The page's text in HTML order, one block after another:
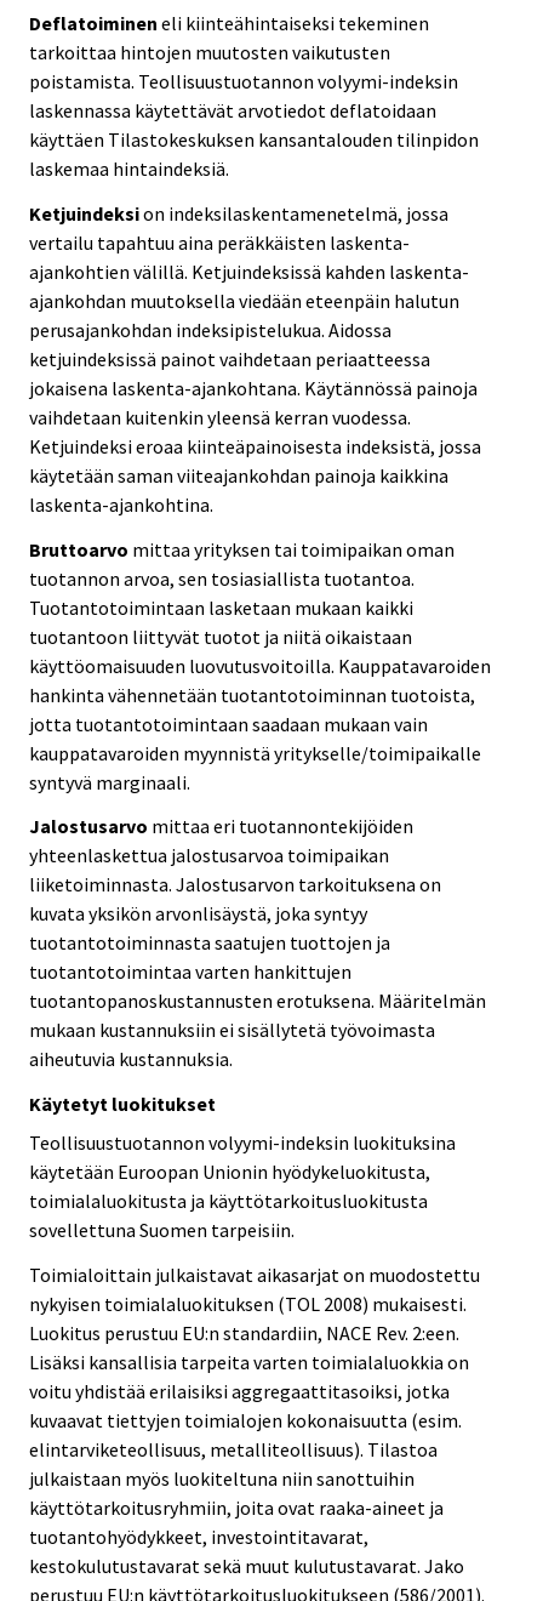
Deflatoiminen eli kiinteähintaiseksi tekeminen
tarkoittaa hintojen muutosten vaikutusten
poistamista. Teollisuustuotannon volyymi-indeksin
laskennassa käytettävät arvotiedot deflatoidaan
käyttäen Tilastokeskuksen kansantalouden tilinpidon
laskemaa hintaindeksiä.
Ketjuindeksion indeksilaskentamenetelmä, jossa
vertailu tapahtuu aina peräkkäisten laskenta-
ajankohtien välillä. Ketjuindeksissä kahden laskenta-
ajankohdan muutoksella viedään eteenpäin halutun
perusajankohdan indeksipistelukua. Aidossa
ketjuindeksissä painot vaihdetaan periaatteessa
jokaisena laskenta-ajankohtana. Käytännössä painoja
vaihdetaan kuitenkin yleensä kerran vuodessa.
Ketjuindeksi eroaa kiinteäpainoisesta indeksistä, jossa
käytetään saman viiteajankohdan painoja kaikkina
laskenta-ajankohtina.
Bruttoarvo mittaa yrityksen tai toimipaikan oman
tuotannon arvoa, sen tosiasiallista tuotantoa.
Tuotantotoimintaan lasketaan mukaan kaikki
tuotantoon liittyvät tuotot ja niitä oikaistaan
käyttöomaisuuden luovutusvoitoilla. Kauppatavaroiden
hankinta vähennetään tuotantotoiminnan tuotoista,
jotta tuotantotoimintaan saadaan mukaan vain
kauppatavaroiden myynnistä yritykselle/toimipaikalle
syntyvä marginaali.
Jalostusarvo mittaa eri tuotannontekijöiden
yhteenlaskettua jalostusarvoa toimipaikan
liiketoiminnasta. Jalostusarvon tarkoituksena on
kuvata yksikön arvonlisäystä, joka syntyy
tuotantotoiminnasta saatujen tuottojen ja
tuotantotoimintaa varten hankittujen
tuotantopanoskustannusten erotuksena. Määritelmän
mukaan kustannuksiin ei sisällytetä työvoimasta
aiheutuvia kustannuksia.
Käytetyt luokitukset
Teollisuustuotannon volyymi-indeksin luokituksina
käytetään Euroopan Unionin hyödykeluokitusta,
toimialaluokitusta ja käyttötarkoitusluokitusta
sovellettuna Suomen tarpeisiin.
Toimialoittain julkaistavat aikasarjat on muodostettu
nykyisen toimialaluokituksen (TOL 2008) mukaisesti.
Luokitus perustuu EU:n standardiin, NACE Rev. 2:een.
Lisäksi kansallisia tarpeita varten toimialaluokkia on
voitu yhdistää erilaisiksi aggregaattitasoiksi, jotka
kuvaavat tiettyjen toimialojen kokonaisuutta (esim.
elintarviketeollisuus, metalliteollisuus). Tilastoa
julkaistaan myös luokiteltuna niin sanottuihin
käyttötarkoitusryhmiin, joita ovat raaka-aineet ja
tuotantohyödykkeet, investointitavarat,
kestokulutustavarat sekä muut kulutustavarat. Jako
perustuu EU:n käyttötarkoitusluokitukseen (586/2001).